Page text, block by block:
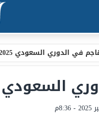
في الدوري السعودي 2025
2025